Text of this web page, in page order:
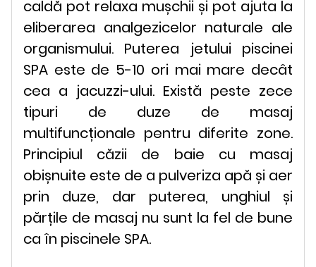
caldă pot relaxa mușchii și pot ajuta la
eliberarea analgezicelor naturale ale
organismului. Puterea jetului piscinei
SPA este de 5-10 ori mai mare decât
cea a jacuzzi-ului. Există peste zece
tipuri de duze de masaj
multifuncționale pentru diferite zone.
Principiul căzii de baie cu masaj
obișnuite este de a pulveriza apă și aer
prin duze, dar puterea, unghiul și
părțile de masaj nu sunt la fel de bune
ca în piscinele SPA.